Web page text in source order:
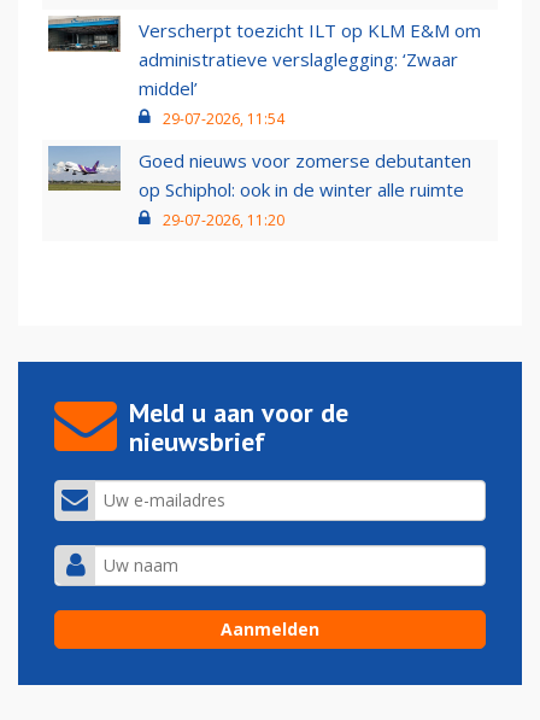
Verscherpt toezicht ILT op KLM E&M om
administratieve verslaglegging: ‘Zwaar
middel’
29-07-2026, 11:54
Goed nieuws voor zomerse debutanten
op Schiphol: ook in de winter alle ruimte
29-07-2026, 11:20
Meld u aan voor de
nieuwsbrief